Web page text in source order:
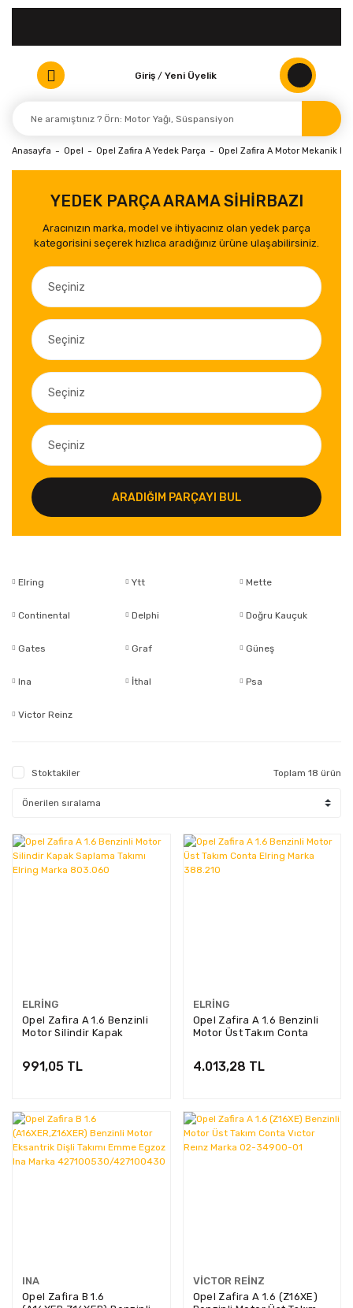
Giriş / Yeni Üyelik
Anasayfa Opel Opel Zafira A Yedek Parça Opel Zafira A Motor Mekanik
YEDEK PARÇA ARAMA SİHİRBAZI
Aracınızın marka, model ve ihtiyacınız olan yedek parça
kategorisini seçerek hızlıca aradığınız ürüne ulaşabilirsiniz.
ARADIĞIM PARÇAYI BUL
Elring Ytt Mette
Continental Delphi Doğru Kauçuk
Gates Graf Güneş
Ina İthal Psa
Victor Reinz
Stoktakiler Toplam 18 ürün
ELRING
Opel Zafira A 1.6 Benzinli
Motor Silindir Kapak
991,05 TL
ELRING
Opel Zafira A 1.6 Benzinli
Motor Üst Takım Conta
4.013,28 TL
INA
Opel Zafira B 1.6
VICTOR REINZ
Opel Zafira A 1.6 (Z16XE)